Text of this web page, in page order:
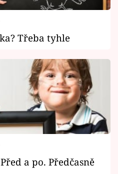
Třeba tyhle
a po. Předčasně